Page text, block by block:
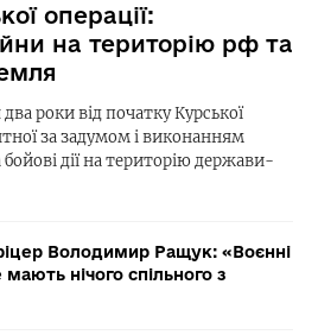
операції:
на територію рф та
роки від початку Курської
за задумом і виконанням
дії на територію держави-
Володимир Ращук: «Воєнні
нічого спільного з